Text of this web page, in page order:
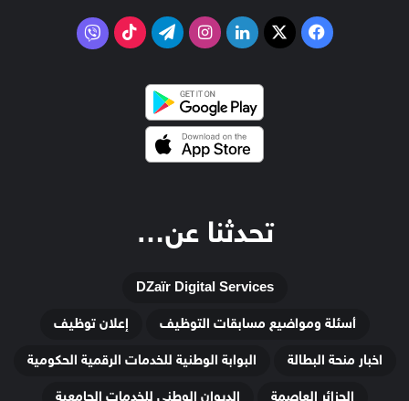
فيسبوك
‫X لينكدإنانستقرامتيلقرام‫TikTokفايبر
تحدثنا عن…
DZaïr Digital Services
أسئلة ومواضيع مسابقات التوظيف
إعلان توظيف
اخبار منحة البطالة
البوابة الوطنية للخدمات الرقمية الحكومية
الجزائر العاصمة
الديوان الوطني للخدمات الجامعية